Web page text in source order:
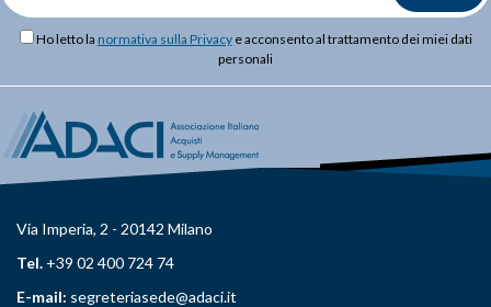
Ho letto la normativa sulla Privacye acconsento al trattamento dei miei dati
personali
Via Imperia, 2 - 20142 Milano
Tel. +39 02 400 724 74
E-mail: segreteriasede@adaci.it